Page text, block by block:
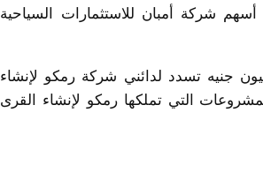
شركة أمبان للاستثمارات السياحية
أن العرض حدد قيمة الاستحواذ 350 مليون جنيه يدفع مبلغ 235 مليون جنيه تسدد لدائني شركة رمكو لإنشاء
للمشروعات التي تملكها رمكو لإنشاء القرى